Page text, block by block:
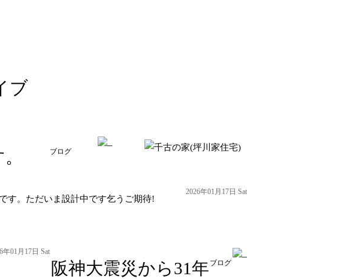
ブログ
す。ただいま設計中です乞うご期待!
2026年01月17日 Sat
年01月17日 Sat
阪神大震災から31年 ブログ